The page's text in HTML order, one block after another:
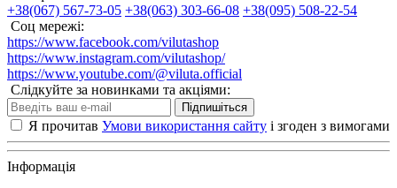
+38(067) 567-73-05 +38(063) 303-66-08 +38(095) 508-22-54
Соц мережі:
https://www.facebook.com/vilutashop
https://www.instagram.com/vilutashop/
https://www.youtube.com/@viluta.official
Слідкуйте за новинками та акціями:
Підпишіться
Я прочитав Умови використання сайту і згоден з вимогами
Інформація